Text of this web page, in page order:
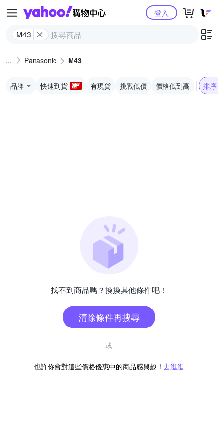
Yahoo購物中心
M43
登入
Panasonic M43
品牌 快速到貨 有現貨 挑戰低價 價格低到高 排序
找不到商品嗎？換換其他條件吧！
清除條件再搜尋
或
也許你會對這些價格優惠中的商品感興趣！ 去逛逛